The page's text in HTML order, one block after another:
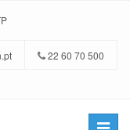
22 60 70 500